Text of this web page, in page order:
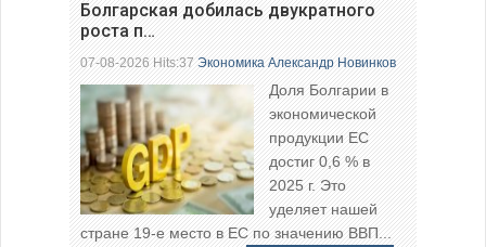
Болгарская добилась двукратного
роста п…
07-08-2026 Hits:37Экономика Александр Новинков
Доля Болгарии в
экономической
продукции ЕС
достиг 0,6 % в
2025 г. Это
уделяет нашей
стране 19-е место в ЕС по значению ВВП...